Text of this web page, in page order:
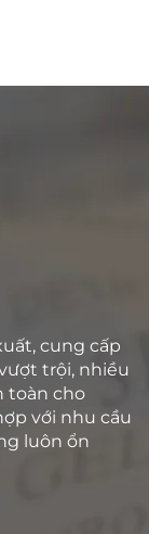
cung cấp
trội, nhiều
toàn cho
với nhu cầu
luôn ổn